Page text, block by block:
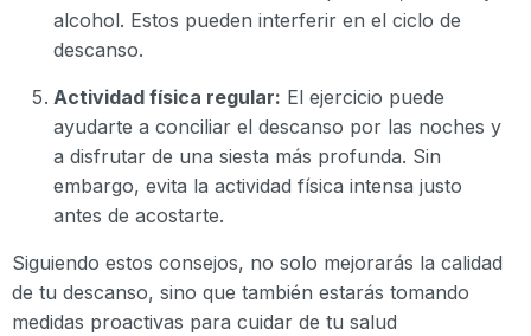
alcohol. Estos pueden interferir en el ciclo de
descanso.
Actividad física regular: El ejercicio puede
ayudarte a conciliar el descanso por las noches y
a disfrutar de una siesta más profunda. Sin
embargo, evita la actividad física intensa justo
antes de acostarte.
Siguiendo estos consejos, no solo mejorarás la calidad
de tu descanso, sino que también estarás tomando
medidas proactivas para cuidar de tu salud